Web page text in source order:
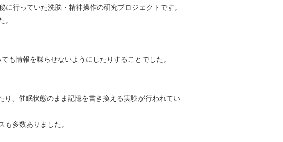
行っていた洗脳・精神操作の研究プロジェクトです。
も情報を喋らせないようにしたりすることでした。
、催眠状態のまま記憶を書き換える実験が行われてい
多数ありました。